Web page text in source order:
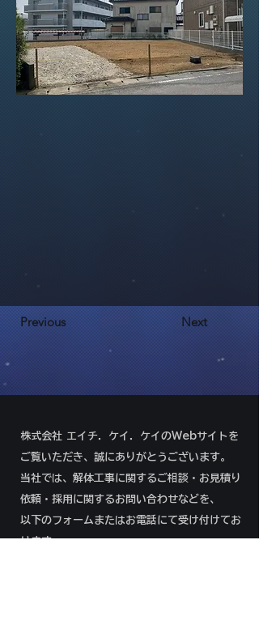
Previous Next
株式会社 エイチ．ケイ．ケイのWebサイトを
ご覧いただき、誠にありがとうございます。
当社では、解体工事に関するご相談・お見積り
依頼・採用に関するお問い合わせなどを、
以下のフォームまたはお電話にて受け付けてお
ります。